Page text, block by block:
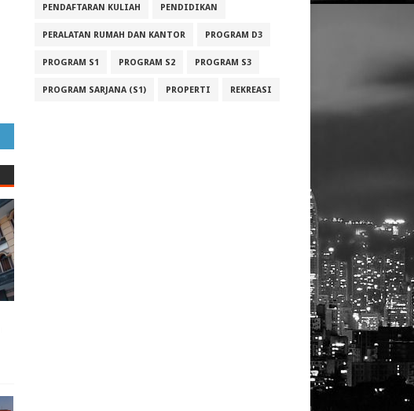
PENDAFTARAN KULIAH PENDIDIKAN
PERALATAN RUMAH DAN KANTOR PROGRAM D3
PROGRAM S1 PROGRAM S2 PROGRAM S3
PROGRAM SARJANA (S1) PROPERTI REKREASI